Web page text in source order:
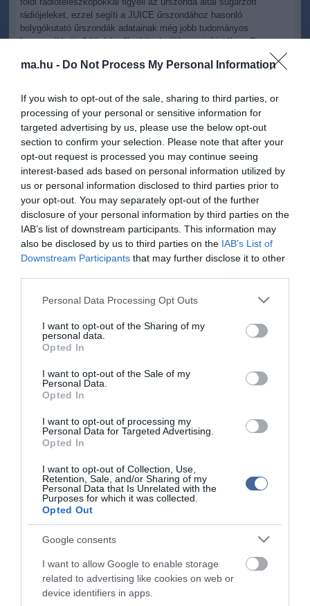
ma.hu - Do Not Process My Personal Information
If you wish to opt-out of the sale, sharing to third parties, or
processing of your personal or sensitive information for
targeted advertising by us, please use the below opt-out
section to confirm your selection. Please note that after your
opt-out request is processed you may continue seeing
interest-based ads based on personal information utilized by
us or personal information disclosed to third parties prior to
your opt-out. You may separately opt-out of the further
disclosure of your personal information by third parties on the
IAB’s list of downstream participants. This information may
also be disclosed by us to third parties on the IAB’s List of
Downstream Participants that may further disclose it to other
Please note that this website/app uses one or more Google
not limited to your visit or usage behaviour. You may click to
grant or deny consent to Google and its third-party tags to
use your data for below specified purposes in below Google
consent section.
Personal Data Processing Opt Outs
I want to opt-out of the Sharing of my
personal data.
Opted In
I want to opt-out of the Sale of my
Personal Data.
Opted In
I want to opt-out of processing my
Personal Data for Targeted Advertising.
Opted In
I want to opt-out of Collection, Use,
Retention, Sale, and/or Sharing of my
Personal Data that Is Unrelated with the
Purposes for which it was collected.
Opted Out
Google consents
I want to allow Google to enable storage
related to advertising like cookies on web or
device identifiers in apps.
rádiójeleket, ezzel segíti a JUICE űrszondához hasonló
bolygókutató űrszondák adatainak még jobb tudományos
hasznosítását. A kísérletről a közelmúltban a tekintélyes Space
Science Reviews folyóiratban jelent meg egy részletes áttekintő
publikáció.
A JUICE az Európai Űrügynökség (ESA) egyik legfontosabb
bolygóközi küldetése. Az űrszondát 2023 áprilisában indították el a
Naprendszer legnagyobb óriásbolygója felé. A küldetés célja, hogy
részletes megfigyeléseket végezzen a Jupiterről és összetett
környezetéről, különösen három nagy Galilei-féle holdjáról, az
Europáról, a Ganymedesről és a Callistóról.
A tájékoztatás szerint a precízen megtervezett nyolcéves út, a
Föld, valamint a Vénusz bolygók közelében végrehajtandó
összesen négy gravitációs lendítőmanőver után a JUICE 2031
nyarán érkezik meg a Jupiterhez. Az óriásbolygó körüli pályára
állását követően összesen 35 közelrepülést hajt majd végre a
három jeges hold mellett. Végül 2034 végén az űrszonda
hajtóműveivel lefékez, és pályára áll a Ganymedes körül, hogy
még részletesebben tanulmányozza a hold felszínét, összetételét
és helyszíni mérésekre alkalmas műszeregyüttes található, ilyenek
többek között a kamerák, a spektrométerek, valamint a mágneses,
sugárzási és részecskekörnyezet tanulmányozására szolgáló
műszerek. A JUICE széles körű nemzetközi együttműködésben,
magyar kutatóintézetek és a hazai űripar részvételével készült.
tudományos programjának egyfajta "bónuszkísérlete", amely
hozzájárul a küldetés minél jobb tudományos hasznosításához,
miközben nem igényel külön erre a célra fejlesztett fedélzeti
rádióteleszkóp-hálózatok segítségével, a nagyon hosszú
bázisvonalú interferometria (Very Long Baseline Interferometry,
VLBI) módszerének alkalmazásával figyelik meg, hogy a lehető
legpontosabban meghatározzák az űrszonda égi helyzetét a távoli
rádiósugárzó aktív galaxismagok (kvazárok) által kijelölt égi
vonatkoztatási rendszerben. A PRIDE másik mérési módja a
amelynek révén az azokat kibocsátó űrszonda látóirányú
sebességére lehet következtetni.
Most, amikor a JUICE már úton van a Jupiter felé, a tudományos